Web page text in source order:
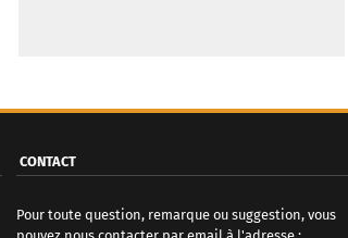
CONTACT
Pour toute question, remarque ou suggestion, vous